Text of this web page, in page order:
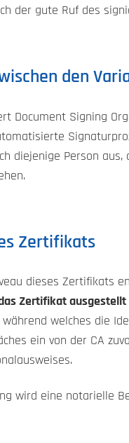
der gute Ruf des
den
Document Signing
diejenige Person
Zertifikats
dieses Zertifikats
Zertifikat
während welches die
ein von der CA
wird eine notarielle